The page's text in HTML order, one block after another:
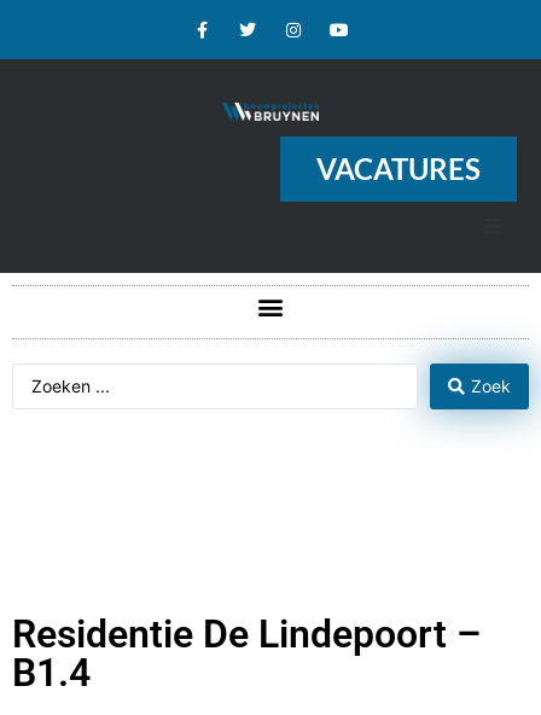
VACATURES
Zoek
Residentie De Lindepoort –
B1.4